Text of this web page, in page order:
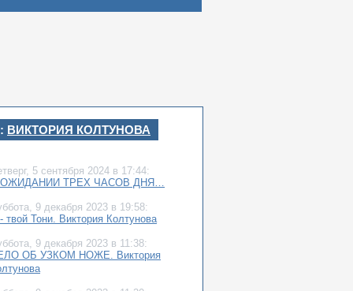
ВИКТОРИЯ КОЛТУНОВА
5 сентября 2024 в 17:44:
ОЖИДАНИИ ТРЕХ ЧАСОВ ДНЯ…
9 декабря 2023 в 19:58:
твой Тони. Виктория Колтунова
9 декабря 2023 в 11:38:
ОБ УЗКОМ НОЖЕ. Виктория